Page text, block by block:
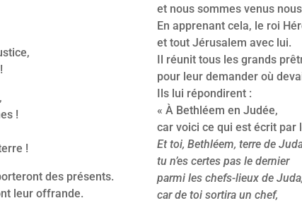
!
!
des présents.
leur offrande.
et nous sommes venus
En apprenant cela, le roi
et tout Jérusalem avec lui.
Il réunit tous les grands
pour leur demander où
Ils lui répondirent :
« À Bethléem en Judée,
car voici ce qui est écrit par
Et toi, Bethléem, terre de
tu n’es certes pas le dernier
parmi les chefs-lieux de Juda,
car de toi sortira un chef,